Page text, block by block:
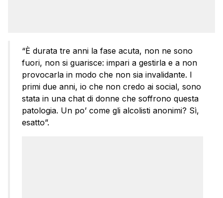
“È durata tre anni la fase acuta, non ne sono
fuori, non si guarisce: impari a gestirla e a non
provocarla in modo che non sia invalidante. I
primi due anni, io che non credo ai social, sono
stata in una chat di donne che soffrono questa
patologia. Un po’ come gli alcolisti anonimi? Sì,
esatto”.